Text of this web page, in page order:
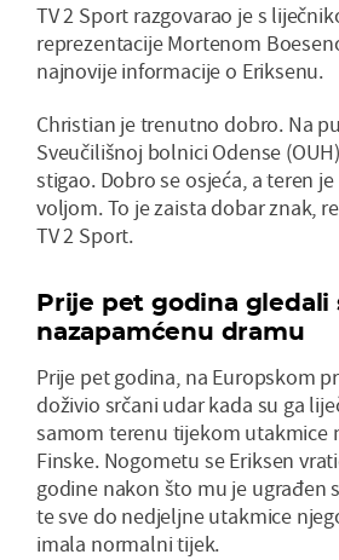
TV 2 Sport razgovarao je s
reprezentacije Mortenom
najnovije informacije o Eriksenu.
Christian je trenutno dobro. Na
Sveučilišnoj bolnici Odense
stigao. Dobro se osjeća, a teren
voljom. To je zaista dobar znak,
TV 2 Sport.
Prije pet godina gledali
nazapamćenu dramu
Prije pet godina, na Europskom
doživio srčani udar kada su ga
samom terenu tijekom utakmice
Finske. Nogometu se Eriksen
godine nakon što mu je ugrađen
te sve do nedjeljne utakmice
imala normalni tijek.